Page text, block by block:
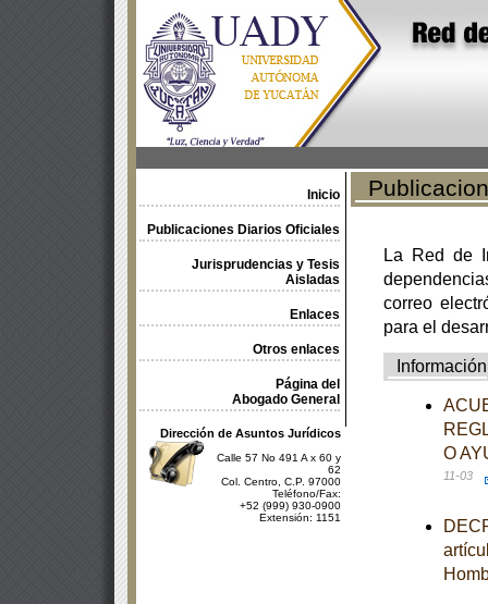
Inicio
Publicaciones Diarios Oficiales
Jurisprudencias y Tesis
Aisladas
Enlaces
Otros enlaces
Página del
Abogado General
Dirección de Asuntos Jurídicos
Calle 57 No 491 A x 60 y
62
Col. Centro, C.P. 97000
Teléfono/Fax:
+52 (999) 930-0900
Extensión: 1151
La Red de
correo
para el
Información
O
11-03